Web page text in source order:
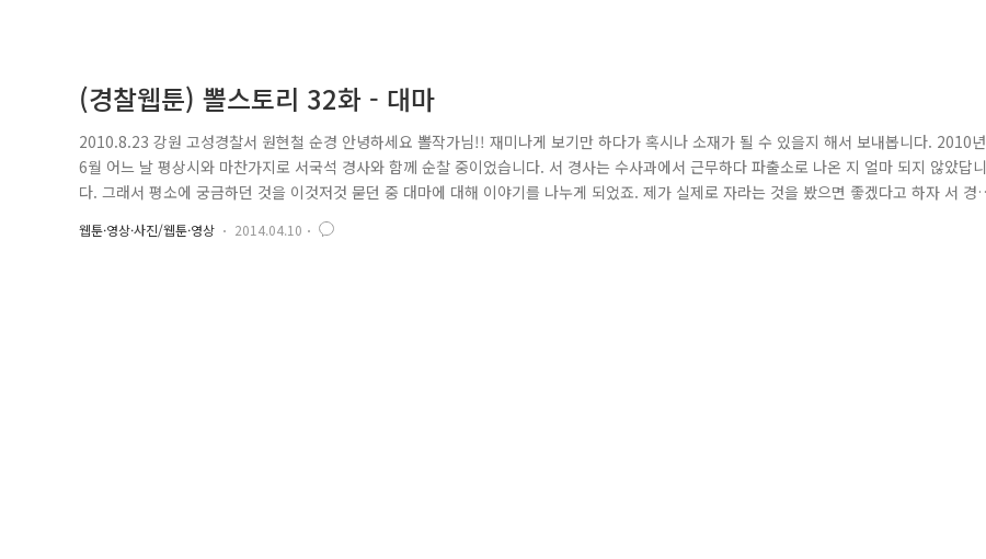
(경찰웹툰) 뽈스토리 32화 - 대마
2010.8.23 강원 고성경찰서 원현철 순경 안녕하세요 뽈작가님!! 재미나게 보기만 하다가 혹시나 소재가 될 수 있을지 해서 보내봅니다. 2010년
6월 어느 날 평상시와 마찬가지로 서국석 경사와 함께 순찰 중이었습니다. 서 경사는 수사과에서 근무하다 파출소로 나온 지 얼마 되지 않았답니
다. 그래서 평소에 궁금하던 것을 이것저것 묻던 중 대마에 대해 이야기를 나누게 되었죠. 제가 실제로 자라는 것을 봤으면 좋겠다고 하자 서 경
사는 과거 대마사범과 관련해서 조사했던 곳이 있는데 지금도 혹시 있는지 가보자고 하였습니다. 잠시 후 현장에 도착해 조심스레 예상되는 장소
인 숲 사이로 이동하였습니다. 그때 갑자기 숲 사이에서 부스럭 하는 소리가 들리는 것이었습니다. 순간 서 경사는 뒤돌아보며 “쉬! 누군가 있는
웹툰·영상·사진/웹툰·영상 2014.04.10